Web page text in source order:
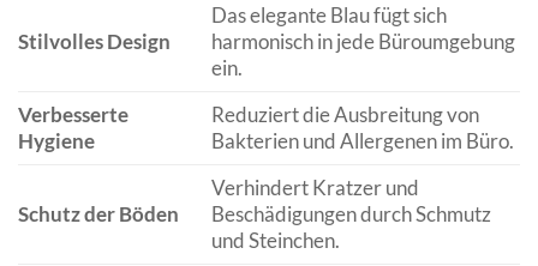
Stilvolles Design
Das elegante Blau fügt sich
harmonisch in jede Büroumgebung
ein.
Verbesserte
Hygiene
Reduziert die Ausbreitung von
Bakterien und Allergenen im Büro.
Schutz der Böden
Verhindert Kratzer und
Beschädigungen durch Schmutz
und Steinchen.